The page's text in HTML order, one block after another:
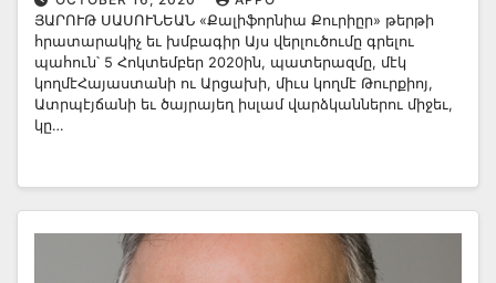
ՅԱՐՈՒԹ ՍԱՍՈՒՆԵԱՆ «Քալիֆորնիա Քուրիըր» թերթի
հրատարակիչ եւ խմբագիր Այս վերլուծումը գրելու
պահուն՝ 5 Հոկտեմբեր 2020ին, պատերազմը, մէկ
կողմէՀայաստանի ու Արցախի, միւս կողմէ Թուրքիոյ,
Ատրպէյճանի եւ ծայրայեղ իսլամ վարձկաններու միջեւ,
կը…